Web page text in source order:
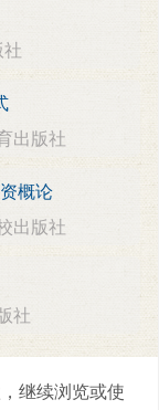
出版社
概论
出版社
社
继续浏览或使